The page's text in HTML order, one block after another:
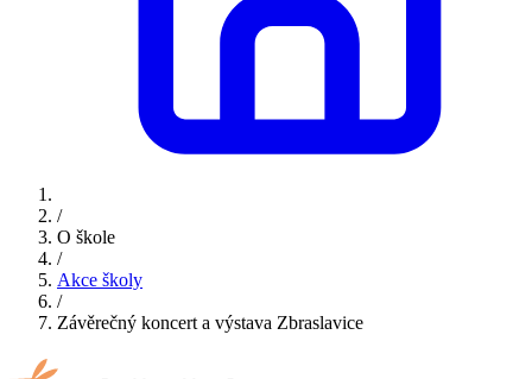
/
O škole
/
Akce školy
/
Závěrečný koncert a výstava Zbraslavice